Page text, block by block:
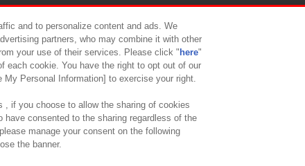
について カスタマーハラスメント対応方針
and to personalize content and ads. We
partners, who may combine it with other
your use of their services. Please click " here"
each cookie. You have the right to opt out of our
Personal Information] to exercise your right.
, if you choose to allow the sharing of cookies
have consented to the sharing regardless of the
manage your consent on the following
the banner.